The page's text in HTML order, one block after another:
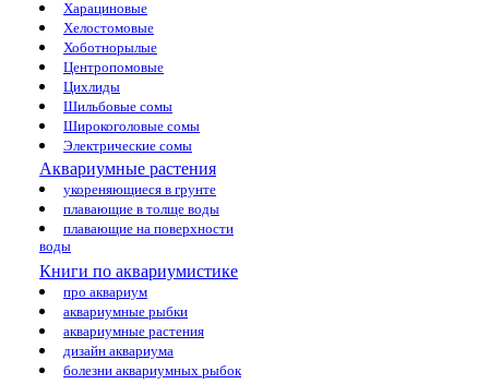
Харациновые
Хелостомовые
Хоботнорылые
Центропомовые
Цихлиды
Шильбовые сомы
Широкоголовые сомы
Электрические сомы
Аквариумные растения
укореняющиеся в грунте
плавающие в толще воды
плавающие на поверхности
воды
Книги по аквариумистике
про аквариум
аквариумные рыбки
аквариумные растения
дизайн аквариума
болезни аквариумных рыбок